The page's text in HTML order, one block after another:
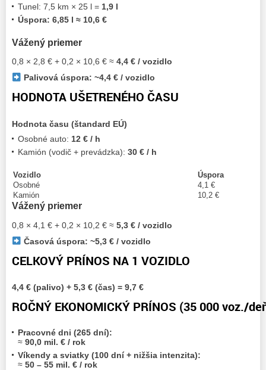
Tunel: 7,5 km × 25 l = 1,9 l
Úspora: 6,85 l ≈ 10,6 €
Vážený priemer
0,8 × 2,8 € + 0,2 × 10,6 € ≈ 4,4 € / vozidlo
Palivová úspora: ~4,4 € / vozidlo
HODNOTA UŠETRENÉHO ČASU
Hodnota času (štandard EÚ)
Osobné auto: 12 € / h
Kamión (vodič + prevádzka): 30 € / h
Vozidlo
Úspora
Osobné
4,1 €
Kamión
10,2 €
Vážený priemer
0,8 × 4,1 € + 0,2 × 10,2 € ≈ 5,3 € / vozidlo
Časová úspora: ~5,3 € / vozidlo
CELKOVÝ PRÍNOS NA 1 VOZIDLO
4,4 € (palivo) + 5,3 € (čas) = 9,7 €
ROČNÝ EKONOMICKÝ PRÍNOS (35 000 voz./
Pracovné dni (265 dní):
≈ 90,0 mil. € / rok
Víkendy a sviatky (100 dní + nižšia intenzita):
≈ 50 – 55 mil. € / rok